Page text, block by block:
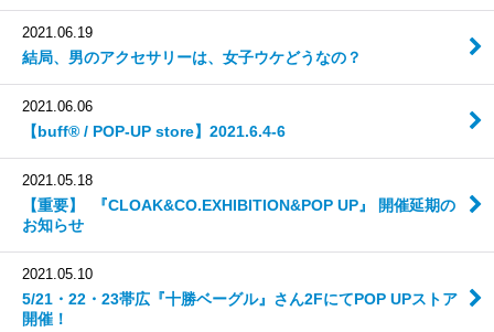
2021.06.19
結局、男のアクセサリーは、女子ウケどうなの？
2021.06.06
【buff®︎ / POP-UP store】 2021.6.4-6
2021.05.18
【重要】 『CLOAK&CO.EXHIBITION&POP UP』 開催延期の
お知らせ
2021.05.10
5/21・22・23帯広『十勝ベーグル』さん2FにてPOP UPストア
開催！